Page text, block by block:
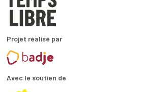
Projet réalisé par
Avec le soutien de